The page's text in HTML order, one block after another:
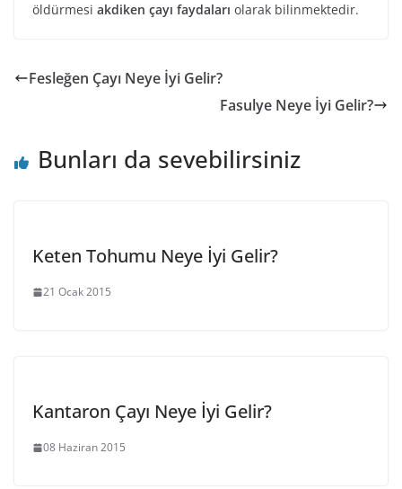
öldürmesi akdiken çayı faydaları olarak bilinmektedir.
Fesleğen Çayı Neye İyi Gelir?
Fasulye Neye İyi Gelir?
Bunları da sevebilirsiniz
Keten Tohumu Neye İyi Gelir?
21 Ocak 2015
Kantaron Çayı Neye İyi Gelir?
08 Haziran 2015